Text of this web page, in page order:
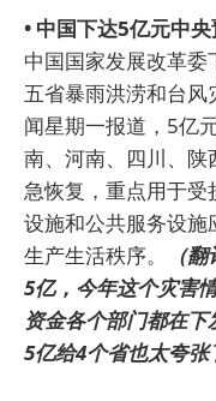
• 中国下达5亿元中
中国国家发展改革
五省暴雨洪涝和台
闻星期一报道，5亿
南、河南、四川、
急恢复，重点用于
设施和公共服务设施
生产生活秩序。
（
5亿，今年这个灾害
资金各个部门都在
5亿给4个省也太夸张